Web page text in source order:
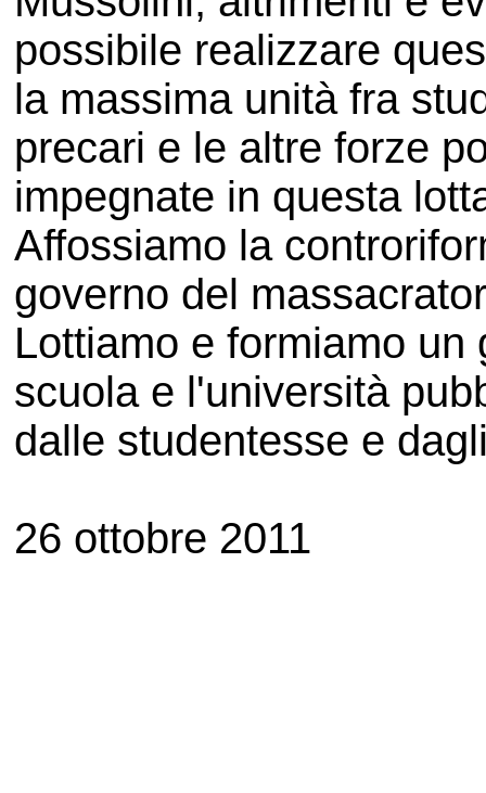
possibile realizzare
la massima unità fra
precari e le altre forze
impegnate in questa
Affossiamo la
governo del
Lottiamo e formiamo
scuola e l'università
dalle studentesse e
26 ottobre 2011